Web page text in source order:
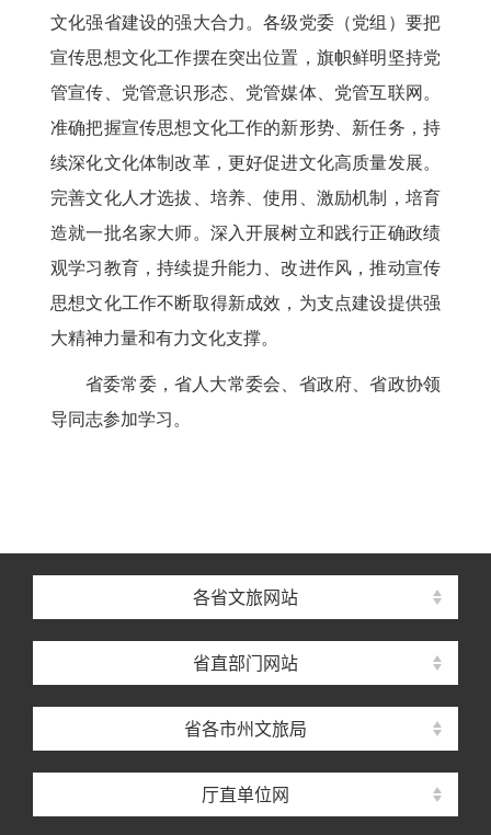
文化强省建设的强大合力。各级党委（党组）要把
宣传思想文化工作摆在突出位置，旗帜鲜明坚持党
管宣传、党管意识形态、党管媒体、党管互联网。
准确把握宣传思想文化工作的新形势、新任务，持
续深化文化体制改革，更好促进文化高质量发展。
完善文化人才选拔、培养、使用、激励机制，培育
造就一批名家大师。深入开展树立和践行正确政绩
观学习教育，持续提升能力、改进作风，推动宣传
思想文化工作不断取得新成效，为支点建设提供强
大精神力量和有力文化支撑。
省委常委，省人大常委会、省政府、省政协领
导同志参加学习。
各省文旅网站
省直部门网站
省各市州文旅局
厅直单位网